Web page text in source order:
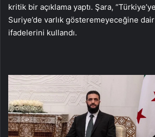
kritik bir açıklama yaptı. Şara, “Türkiye’ye
Suriye’de varlık gösteremeyeceğine
ifadelerini kullandı.